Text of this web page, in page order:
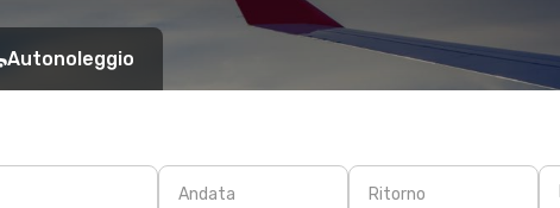
Autonoleggio
Andata Ritorno